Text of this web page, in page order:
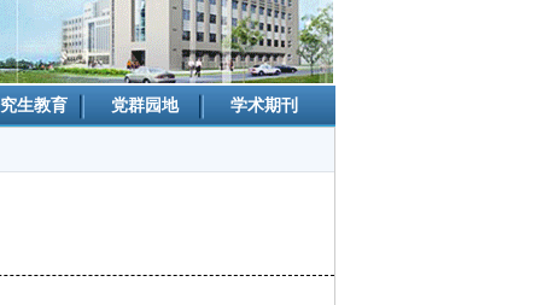
生教育 党群园地 学术期刊